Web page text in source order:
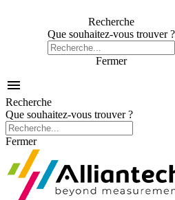
Recherche
Que souhaitez-vous trouver ?
Fermer

Recherche
Que souhaitez-vous trouver ?
Fermer